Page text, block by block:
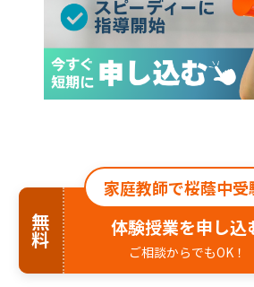
家庭教師で桜蔭中受
無料 体験授業を申し込
ご相談からでもOK！